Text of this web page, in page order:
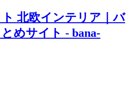
北欧インテリア｜バ
めサイト - bana-